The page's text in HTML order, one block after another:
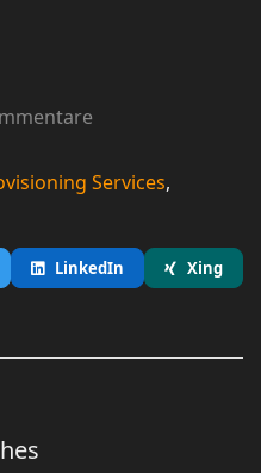
Services
LinkedIn
Xing